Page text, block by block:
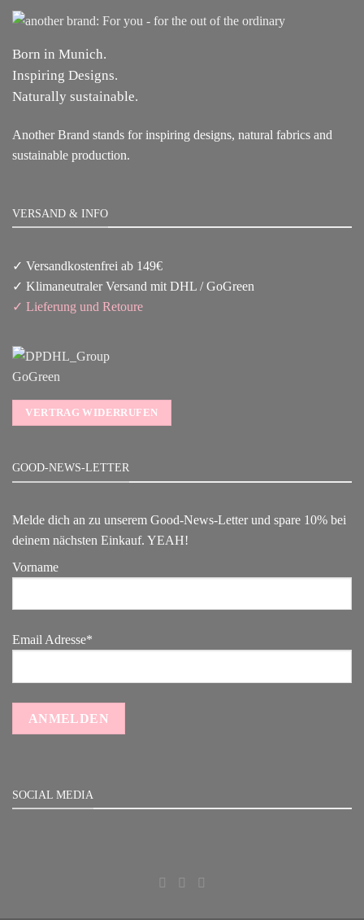
Born in Munich.
Inspiring Designs.
Naturally sustainable.
Another Brand stands for inspiring designs, natural fabrics and
sustainable production.
VERSAND & INFO
✓ Versandkostenfrei ab 149€
✓ Klimaneutraler Versand mit DHL / GoGreen
✓ Lieferung und Retoure
VERTRAG WIDERRUFEN
GOOD-NEWS-LETTER
Melde dich an zu unserem Good-News-Letter und spare 10% bei
deinem nächsten Einkauf. YEAH!
Vorname
Email Adresse*
SOCIAL MEDIA